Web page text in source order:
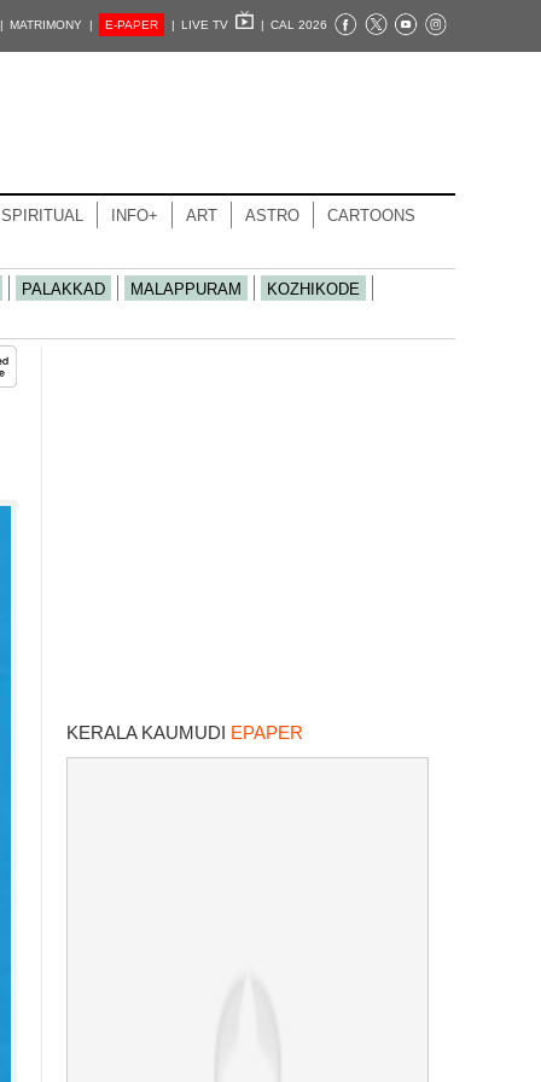
MATRIMONY | E-PAPER | LIVE TV | CAL 2026
SPIRITUAL INFO+ ART ASTRO CARTOONS
PALAKKAD MALAPPURAM KOZHIKODE
KERALA KAUMUDI EPAPER